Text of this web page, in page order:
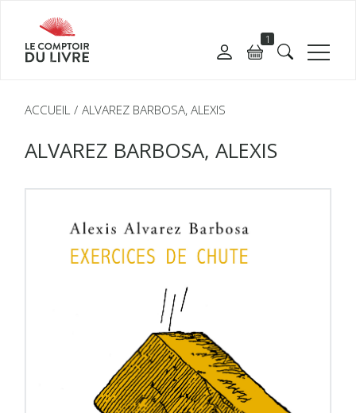
1
ACCUEIL ALVAREZ BARBOSA, ALEXIS
ALVAREZ BARBOSA, ALEXIS